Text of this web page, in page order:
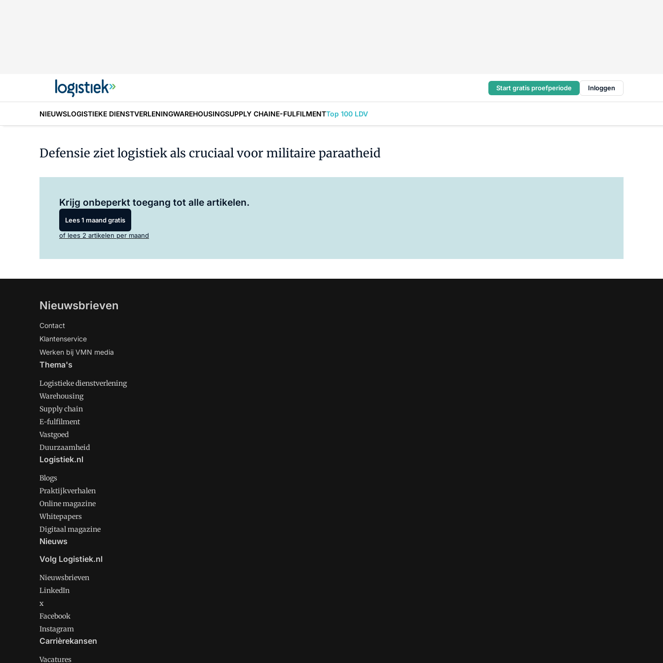
Start gratis proefperiode Inloggen
NIEUWSLOGISTIEKE DIENSTVERLENINGWAREHOUSINGSUPPLY CHAINE-FULFILMENTTop 100 LDV
Defensie ziet logistiek als cruciaal voor militaire paraatheid
Krijg onbeperkt toegang tot alle artikelen.
Lees 1 maand gratis
of lees 2 artikelen per maand
Nieuwsbrieven
Contact
Klantenservice
Werken bij VMN media
Thema's
Logistieke dienstverlening
Warehousing
Supply chain
E-fulfilment
Vastgoed
Duurzaamheid
Logistiek.nl
Blogs
Praktijkverhalen
Online magazine
Whitepapers
Digitaal magazine
Nieuws
Volg Logistiek.nl
Nieuwsbrieven
LinkedIn
x
Facebook
Instagram
Carrièrekansen
Vacatures